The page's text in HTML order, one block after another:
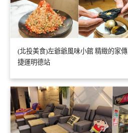
(北投美食)左爺爺風味小館 精緻的家
捷運明德站